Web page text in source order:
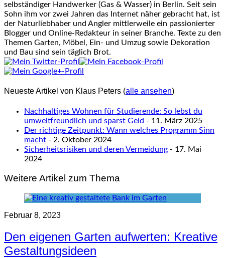
selbständiger Handwerker (Gas & Wasser) in Berlin. Seit sein
Sohn ihm vor zwei Jahren das Internet näher gebracht hat, ist
der Naturliebhaber und Angler mittlerweile ein passionierter
Blogger und Online-Redakteur in seiner Branche. Texte zu den
Themen Garten, Möbel, Ein- und Umzug sowie Dekoration
und Bau sind sein täglich Brot.
Neueste Artikel von Klaus Peters (alle ansehen)
Nachhaltiges Wohnen für Studierende: So lebst du
umweltfreundlich und sparst Geld - 11. März 2025
Der richtige Zeitpunkt: Wann welches Programm Sinn
macht - 2. Oktober 2024
Sicherheitsrisiken und deren Vermeidung - 17. Mai
2024
Weitere Artikel zum Thema
Februar 8, 2023
Den eigenen Garten aufwerten: Kreative
Gestaltungsideen